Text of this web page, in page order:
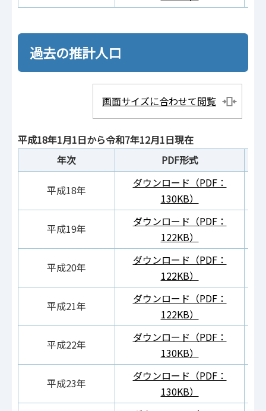
過去の推計人口
画面サイズに合わせて閲覧
平成18年1月1日から令和7年12月1日現在
年次
PDF形式
平成18年
ダウンロード（PDF：
130KB）
平成19年
ダウンロード（PDF：
122KB）
平成20年
ダウンロード（PDF：
122KB）
平成21年
ダウンロード（PDF：
122KB）
平成22年
ダウンロード（PDF：
130KB）
平成23年
ダウンロード（PDF：
130KB）